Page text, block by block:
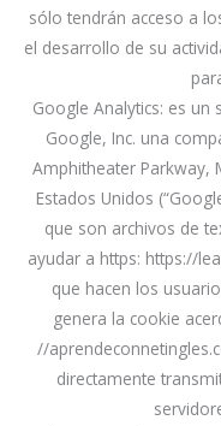
sólo tendrán acceso a
el desarrollo de su
Google Analytics: es
Google, Inc. una
Amphitheater Parkway,
Estados Unidos
que son archivos de
ayudar a https: https://
que hacen los
genera la cookie
//
directamente